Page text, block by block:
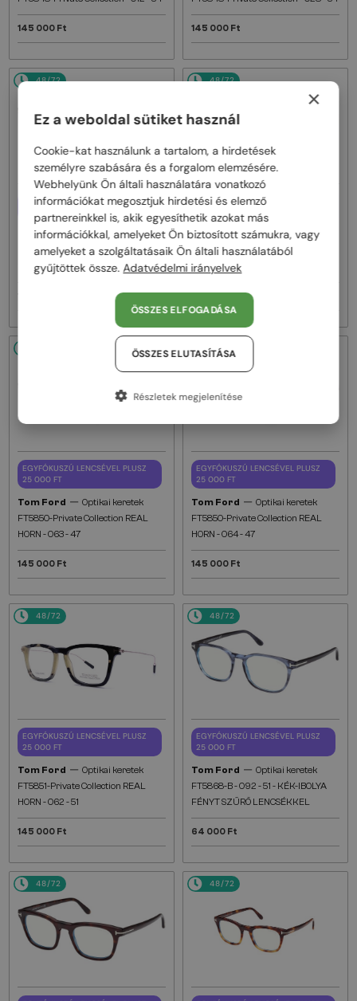
145 000 Ft 145 000 Ft
48/72
EGYFÓKUSZÚ LENCSÉVEL PLUSZ
Tom Ford—Optikai keretek
FT5849-Private Collection REAL
HORN - 063 - 50
48/72
EGYFÓKUSZÚ LENCSÉVEL PLUSZ
25 000 FT
Tom Ford —Optikai keretek
FT5849-Private Collection REAL
HORN - 062 - 50
145 000 Ft
EGYFÓKUSZÚ LENCSÉVEL PLUSZ
25 000 FT
Tom Ford — Optikai keretek
FT5850-Private Collection REAL
HORN - 063 - 47
145 000 Ft
48/72
EGYFÓKUSZÚ LENCSÉVEL PLUSZ
25 000 FT
Tom Ford — Optikai keretek
FT5850-Private Collection REAL
HORN - 064 - 47
145 000 Ft
48/72
EGYFÓKUSZÚ LENCSÉVEL PLUSZ
25 000 FT
Tom Ford — Optikai keretek
FT5851-Private Collection REAL
HORN - 062 - 51
145 000 Ft
48/72
EGYFÓKUSZÚ LENCSÉVEL PLUSZ
25 000 FT
Tom Ford — Optikai keretek
FT5868-B - 092 - 51 - KÉK-IBOLYA
FÉNYT SZŰRŐ LENCSÉKKEL
64 000 Ft
48/72 48/72
×
Ez a weboldal sütiket használ
Cookie-kat használunk a tartalom, a hirdetések
személyre szabására és a forgalom elemzésére.
Webhelyünk Ön általi használatára vonatkozó
információkat megosztjuk hirdetési és elemző
partnereinkkel is, akik egyesíthetik azokat más
információkkal, amelyeket Ön biztosított számukra, vagy
amelyeket a szolgáltatásaik Ön általi használatából
gyűjtöttek össze.Adatvédelmi irányelvek
ÖSSZES ELFOGADÁSA
ÖSSZES ELUTASÍTÁSA
Részletek megjelenítése